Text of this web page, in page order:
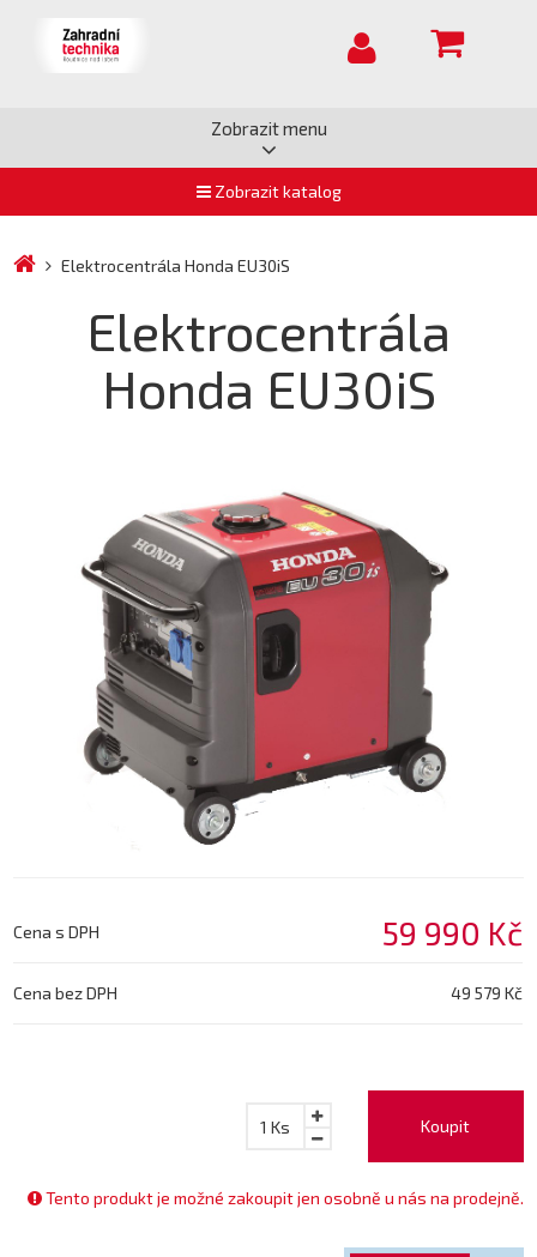
Zobrazit menu
Zobrazit katalog
Elektrocentrála Honda EU30iS
Elektrocentrála
Honda EU30iS
Cena s DPH 59 990 Kč
Cena bez DPH 49 579 Kč
Koupit
1 Ks
Tento produkt je možné zakoupit jen osobně u nás na prodejně.